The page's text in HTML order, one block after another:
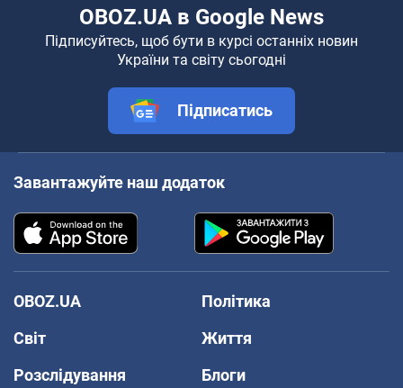
OBOZ.UA в Google News
Підписуйтесь, щоб бути в курсі останніх новин
України та світу сьогодні
Підписатись
Завантажуйте наш додаток
OBOZ.UA
Політика
Світ
Життя
Розслідування
Блоги